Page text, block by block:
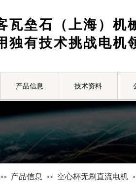
瓦垒石（上海）机
独有技术挑战电机
产品信息 技术资料
>> 产品信息 >> 空心杯无刷直流电机